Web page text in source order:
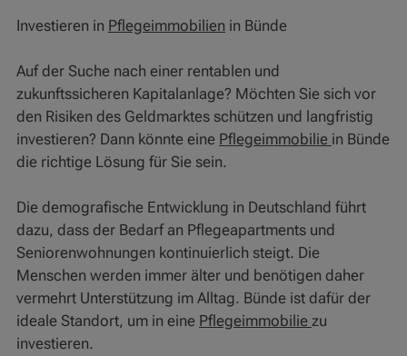
Investieren in Pflegeimmobilien in Bünde
Auf der Suche nach einer rentablen und
zukunftssicheren Kapitalanlage? Möchten Sie sich vor
den Risiken des Geldmarktes schützen und langfristig
investieren? Dann könnte eine Pflegeimmobilie in Bünde
die richtige Lösung für Sie sein.
Die demografische Entwicklung in Deutschland führt
dazu, dass der Bedarf an Pflegeapartments und
Seniorenwohnungen kontinuierlich steigt. Die
Menschen werden immer älter und benötigen daher
vermehrt Unterstützung im Alltag. Bünde ist dafür der
ideale Standort, um in eine Pflegeimmobilie zu
investieren.